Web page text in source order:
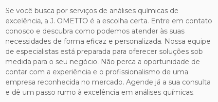
Se você busca por serviços de análises químicas de
excelência, a J. OMETTO é a escolha certa. Entre em contato
conosco e descubra como podemos atender às suas
necessidades de forma eficaz e personalizada. Nossa equipe
de especialistas está preparada para oferecer soluções sob
medida para o seu negócio. Não perca a oportunidade de
contar com a experiência e o profissionalismo de uma
empresa reconhecida no mercado. Agende já a sua consulta
e dê um passo rumo à excelência em análises químicas.